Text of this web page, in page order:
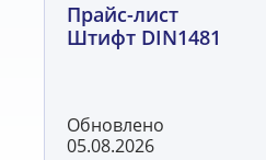
Прайс-лист
Штифт DIN1481
Обновлено
05.08.2026